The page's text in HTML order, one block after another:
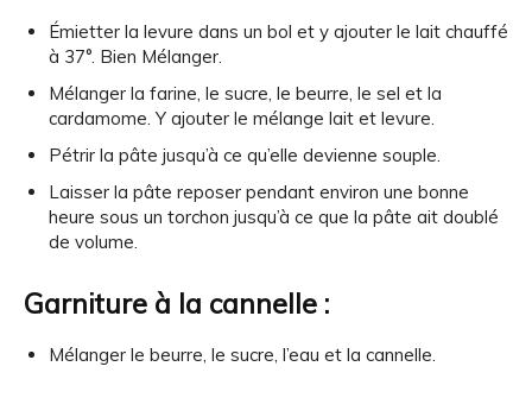
Émietter la levure dans un bol et y ajouter le lait chauffé
à 37°. Bien Mélanger.
Mélanger la farine, le sucre, le beurre, le sel et la
cardamome. Y ajouter le mélange lait et levure.
Pétrir la pâte jusqu’à ce qu’elle devienne souple.
Laisser la pâte reposer pendant environ une bonne
heure sous un torchon jusqu’à ce que la pâte ait doublé
de volume.
Garniture à la cannelle :
Mélanger le beurre, le sucre, l’eau et la cannelle.